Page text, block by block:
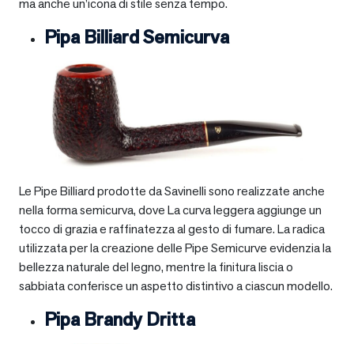
ma anche un’icona di stile senza tempo.
Pipa Billiard Semicurva
Le Pipe Billiard prodotte da Savinelli sono realizzate anche
nella forma semicurva, dove La curva leggera aggiunge un
tocco di grazia e raffinatezza al gesto di fumare. La radica
utilizzata per la creazione delle Pipe Semicurve evidenzia la
bellezza naturale del legno, mentre la finitura liscia o
sabbiata conferisce un aspetto distintivo a ciascun modello.
Pipa Brandy Dritta